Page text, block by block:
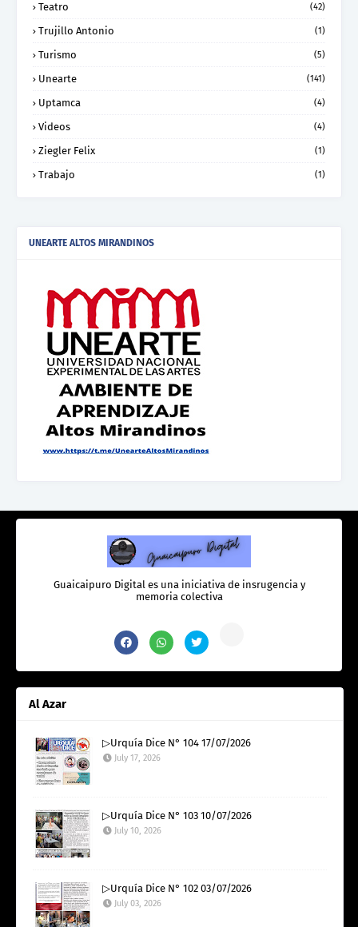
Teatro (42)
Trujillo Antonio (1)
Turismo (5)
Unearte (141)
Uptamca (4)
Videos (4)
Ziegler Felix (1)
Trabajo (1)
UNEARTE ALTOS MIRANDINOS
Guaicaipuro Digital es una iniciativa de insrugencia y
memoria colectiva
Al Azar
▷Urquía Dice N° 104 17/07/2026
July 17, 2026
▷Urquía Dice N° 103 10/07/2026
July 10, 2026
▷Urquía Dice N° 102 03/07/2026
July 03, 2026